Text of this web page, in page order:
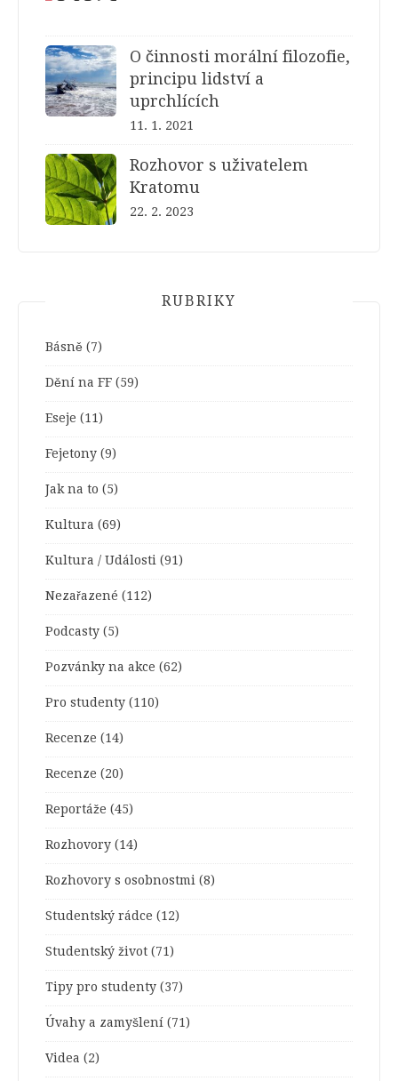
O činnosti morální filozofie,
principu lidství a
uprchlících
11. 1. 2021
Rozhovor s uživatelem
Kratomu
22. 2. 2023
RUBRIKY
Básně (7)
Dění na FF (59)
Eseje (11)
Fejetony (9)
Jak na to (5)
Kultura (69)
Kultura / Události (91)
Nezařazené (112)
Podcasty (5)
Pozvánky na akce (62)
Pro studenty (110)
Recenze (14)
Recenze (20)
Reportáže (45)
Rozhovory (14)
Rozhovory s osobnostmi (8)
Studentský rádce (12)
Studentský život (71)
Tipy pro studenty (37)
Úvahy a zamyšlení (71)
Videa (2)